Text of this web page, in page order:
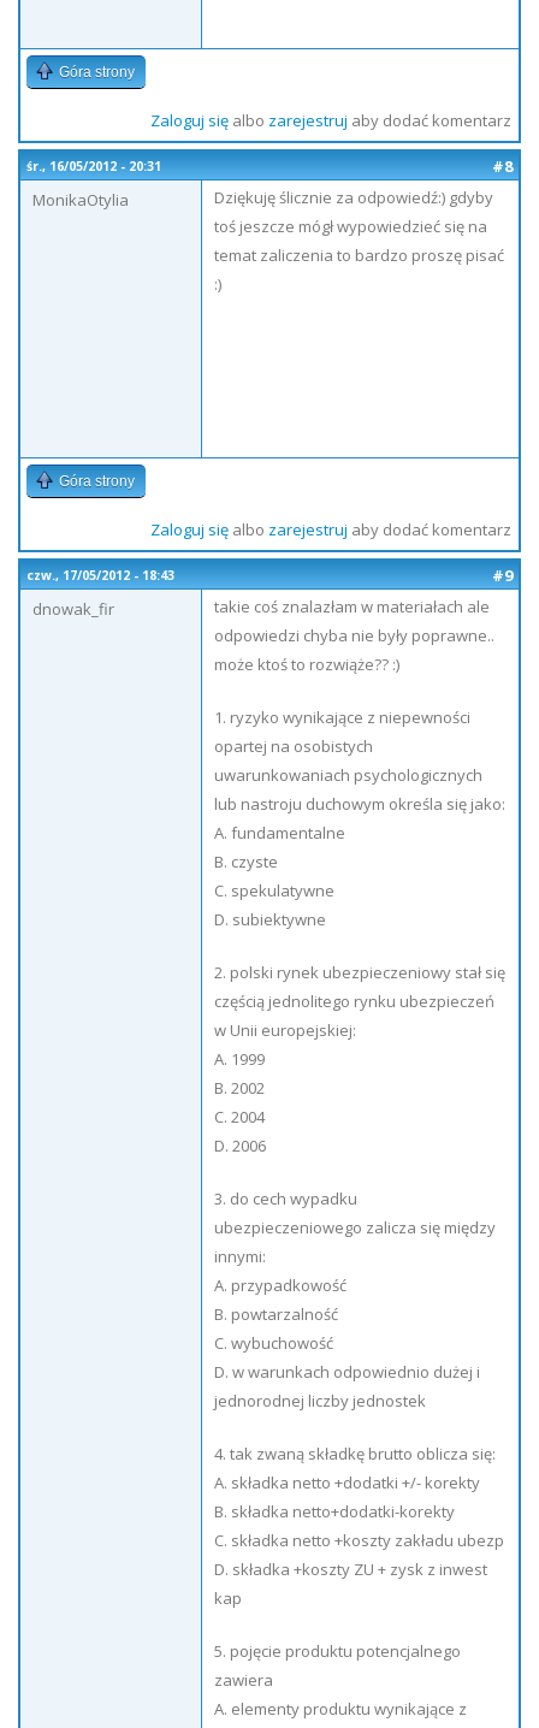
Góra strony
Zaloguj sięalbo zarejestruj aby dodać komentarz
śr., 16/05/2012 - 20:31
#8
MonikaOtylia
Dziękuję ślicznie za odpowiedź:) gdyby
toś jeszcze mógł wypowiedzieć się na
temat zaliczenia to bardzo proszę pisać
:)
Góra strony
Zaloguj sięalbo zarejestruj aby dodać komentarz
czw., 17/05/2012 - 18:43
#9
dnowak_fir
takie coś znalazłam w materiałach ale
odpowiedzi chyba nie były poprawne..
może ktoś to rozwiąże?? :)
1. ryzyko wynikające z niepewności
opartej na osobistych
uwarunkowaniach psychologicznych
lub nastroju duchowym określa się jako:
A. fundamentalne
B. czyste
C. spekulatywne
D. subiektywne
2. polski rynek ubezpieczeniowy stał się
częścią jednolitego rynku ubezpieczeń
w Unii europejskiej:
A. 1999
B. 2002
C. 2004
D. 2006
3. do cech wypadku
ubezpieczeniowego zalicza się między
innymi:
A. przypadkowość
B. powtarzalność
C. wybuchowość
D. w warunkach odpowiednio dużej i
jednorodnej liczby jednostek
4. tak zwaną składkę brutto oblicza się:
A. składka netto +dodatki +/- korekty
B. składka netto+dodatki-korekty
C. składka netto +koszty zakładu ubezp
D. składka +koszty ZU + zysk z inwest
kap
5. pojęcie produktu potencjalnego
zawiera
A. elementy produktu wynikające z